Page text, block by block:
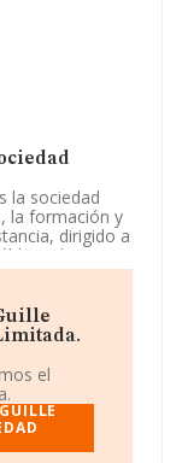
la sociedad
la formación y
dirigido a
la
de
código 'Otra
actividad en
social
núm. 7 Parc.
el